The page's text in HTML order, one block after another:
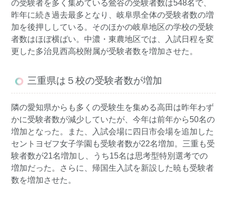
の受験者を多く集めている鶯谷の受験者数は548名で、
昨年に続き過去最多となり、岐阜県全体の受験者数の増
加を後押ししている。そのほかの岐阜地区の学校の受験
者数はほぼ横ばい。中濃・東農地区では、入試日程を変
更した多治見西高校附属が受験者数を増加させた。
三重県は５校の受験者数が増加
隣の愛知県からも多くの受験生を集める高田は昨年わず
かに受験者数が減少していたが、今年は前年から50名の
増加となった。また、入試会場に四日市会場を追加した
セントヨゼフ女子学園も受験者数が22名増加。三重も受
験者数が21名増加し、うち15名は思考型特別選考での
増加だった。さらに、帰国生入試を新設した暁も受験者
数を増加させた。